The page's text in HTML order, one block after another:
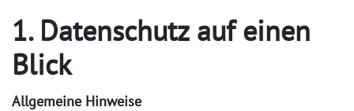
1. Datenschutz auf einen
Blick
Allgemeine Hinweise